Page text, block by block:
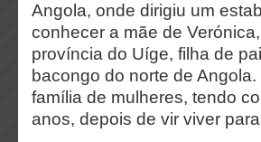
Angola, onde dirigiu um
conhecer a mãe de
província do Uíge, filha de
bacongo do norte de
família de mulheres, tendo
anos, depois de vir viver